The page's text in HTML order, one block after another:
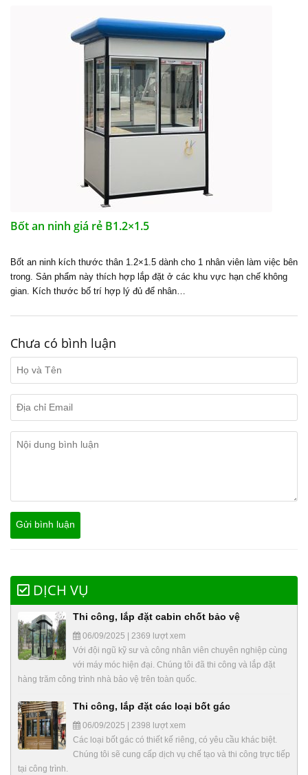
Bốt an ninh giá rẻ B1.2×1.5
Bốt an ninh kích thước thân 1.2×1.5 dành cho 1 nhân viên làm việc bên
trong. Sản phẩm này thích hợp lắp đặt ở các khu vực hạn chế không
gian. Kích thước bố trí hợp lý đủ để nhân…
Chưa có bình luận
DỊCH VỤ
Thi công, lắp đặt cabin chốt bảo vệ
06/09/2025 | 2369 lượt xem
Với đội ngũ kỹ sư và công nhân viên chuyên nghiệp cùng
với máy móc hiện đại. Chúng tôi đã thi công và lắp đặt
hàng trăm công trình nhà bảo vệ trên toàn quốc.
Thi công, lắp đặt các loại bốt gác
06/09/2025 | 2398 lượt xem
Các loại bốt gác có thiết kế riêng, có yêu cầu khác biệt.
Chúng tôi sẽ cung cấp dịch vụ chế tạo và thi công trực tiếp
tại công trình.